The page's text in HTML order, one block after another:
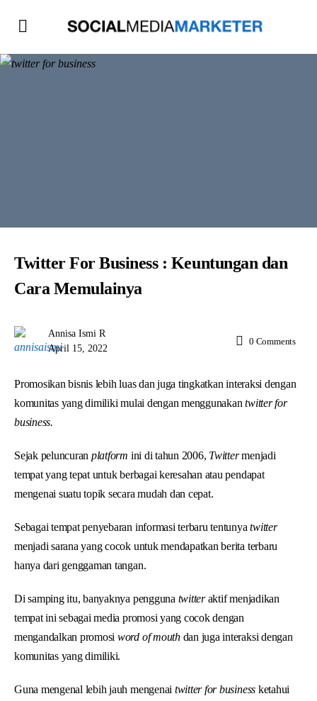
Twitter For Business : Keuntungan dan
Cara Memulainya
Annisa Ismi R
April 15, 2022
0 Comments
Promosikan bisnis lebih luas dan juga tingkatkan interaksi dengan
komunitas yang dimiliki mulai dengan menggunakantwitter for
business.
Sejak peluncuran platform ini di tahun 2006, Twittermenjadi
tempat yang tepat untuk berbagai keresahan atau pendapat
mengenai suatu topik secara mudah dan cepat.
Sebagai tempat penyebaran informasi terbaru tentunya twitter
menjadi sarana yang cocok untuk mendapatkan berita terbaru
hanya dari genggaman tangan.
Di samping itu, banyaknya pengguna twitteraktif menjadikan
tempat ini sebagai media promosi yang cocok dengan
mengandalkan promosi word of mouthdan juga interaksi dengan
komunitas yang dimiliki.
Guna mengenal lebih jauh mengenai twitter for business ketahui